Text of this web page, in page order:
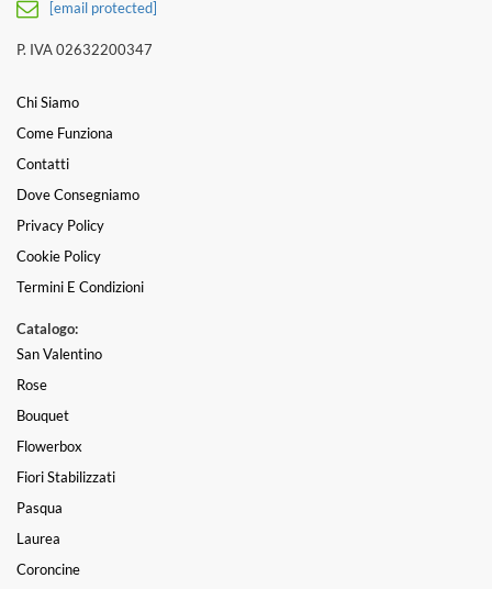
[email protected]
P. IVA 02632200347
Chi Siamo
Come Funziona
Contatti
Dove Consegniamo
Privacy Policy
Cookie Policy
Termini E Condizioni
Catalogo:
San Valentino
Rose
Bouquet
Flowerbox
Fiori Stabilizzati
Pasqua
Laurea
Coroncine